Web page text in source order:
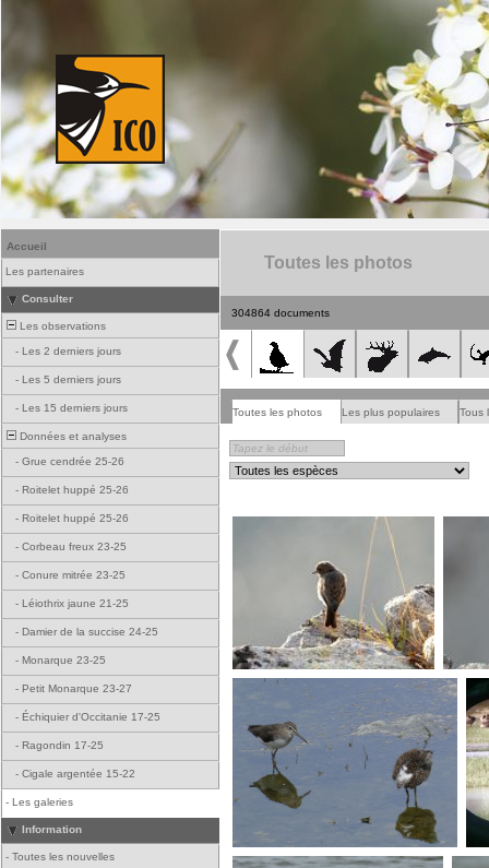
Accueil
Les partenaires
Consulter
Les observations
- Les 2 derniers jours
- Les 5 derniers jours
- Les 15 derniers jours
Données et analyses
- Grue cendrée 25-26
- Roitelet huppé 25-26
- Roitelet huppé 25-26
- Corbeau freux 23-25
- Conure mitrée 23-25
- Léiothrix jaune 21-25
- Damier de la succise 24-25
- Monarque 23-25
- Petit Monarque 23-27
- Échiquier d'Occitanie 17-25
- Ragondin 17-25
- Cigale argentée 15-22
- Les galeries
Information
- Toutes les nouvelles
Toutes les photos
304864 documents
Toutes les photos Les plus populaires Tous